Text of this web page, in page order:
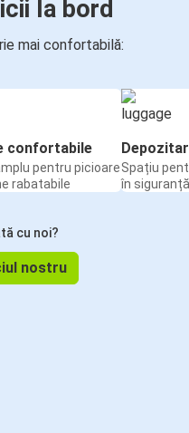
la bord
mai confortabilă:
confortabile
pentru picioare
rabatabile
Spațiu
în
cu noi?
nostru